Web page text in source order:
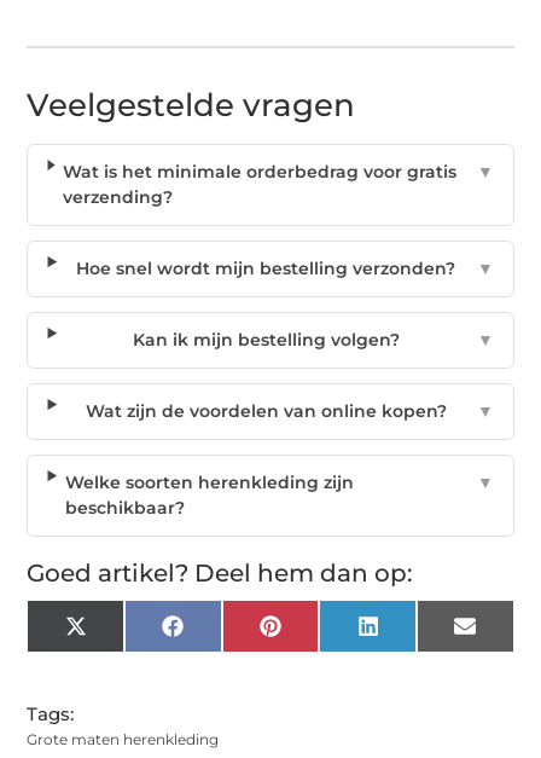
Veelgestelde vragen
Wat is het minimale orderbedrag voor gratis
verzending?
▼
Hoe snel wordt mijn bestelling verzonden? ▼
Kan ik mijn bestelling volgen? ▼
Wat zijn de voordelen van online kopen? ▼
Welke soorten herenkleding zijn
beschikbaar?
▼
Goed artikel? Deel hem dan op:
X
(Twitter)
Facebook Pinterest LinkedIn Email
Tags:
Grote maten herenkleding